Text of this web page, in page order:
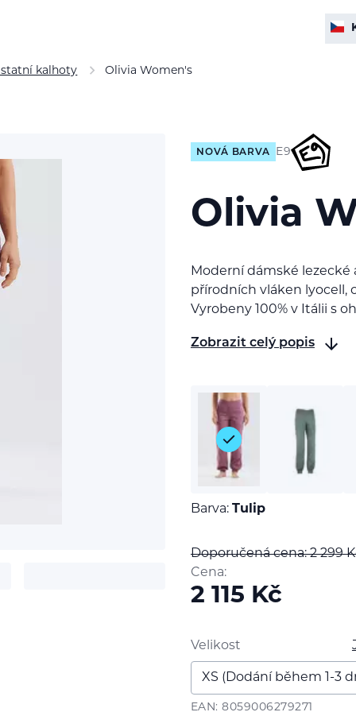
kalhoty Olivia Women's
NOVÁ BARVA E9
Olivia
Moderní dámské
přírodních vláken lyocell,
Vyrobeny 100% v Itálii s
Zobrazit celý popis
Barva: Tulip
Doporučená cena: 2 299
Cena:
2 115 Kč
Velikost
EAN: 8059006279271